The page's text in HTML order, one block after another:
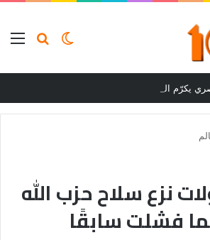
بحثالوضع
نزع سلاح حزب الله
فشلت سابقًا